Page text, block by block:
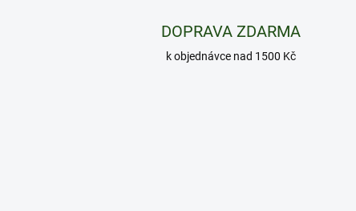
DOPRAVA ZDARMA
k objednávce nad 1500 Kč